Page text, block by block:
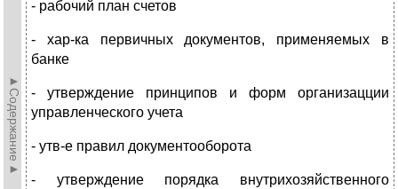
►Содержание►
- рабочий план счетов
- хар-ка первичных документов, применяемых в
банке
- утверждение принципов и форм организацции
управленческого учета
- утв-е правил документооборота
- утверждение порядка внутрихозяйственного